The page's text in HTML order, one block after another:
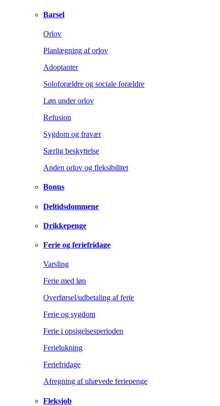
Barsel
Orlov
Planlægning af orlov
Adoptanter
Soloforældre og sociale forældre
Løn under orlov
Refusion
Sygdom og fravær
Særlig beskyttelse
Anden orlov og fleksibilitet
Bonus
Deltidsdommene
Drikkepenge
Ferie og feriefridage
Varsling
Ferie med løn
Overførsel/udbetaling af ferie
Ferie og sygdom
Ferie i opsigelsesperioden
Ferielukning
Feriefridage
Afregning af uhævede feriepenge
Fleksjob